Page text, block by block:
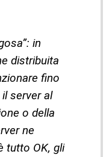
in
distribuita
fino
server al
o della
ne
tutto OK, gli